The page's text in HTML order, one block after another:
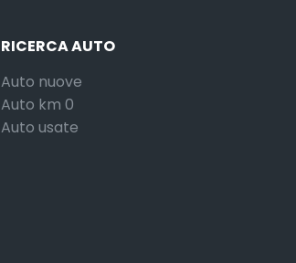
RICERCA AUTO
Auto nuove
Auto km 0
Auto usate